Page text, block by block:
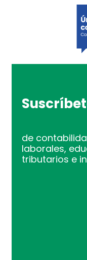
de
laborales,
tributarios e